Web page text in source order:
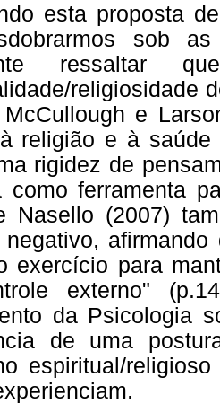
esta proposta
sob
ressaltar
religiosidade
McCullough e
religião e à
rigidez de
como ferramenta
Nasello (2007)
negativo,
exercício para
externo"
da Psicologia
de uma
espiritual/